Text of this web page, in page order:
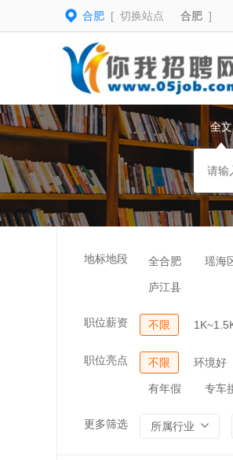
合肥 [ 切换站点 合肥 ]
全文
地标地段 全合肥 瑶海
庐江县
职位薪资 不限
职位亮点 不限 环境好
有年假 专车
更多筛选 所属行业